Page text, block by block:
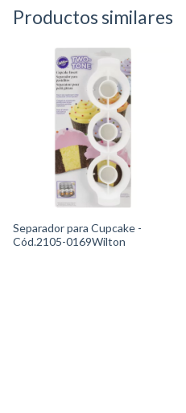
Productos similares
Separador para Cupcake -
Cód.2105-0169Wilton